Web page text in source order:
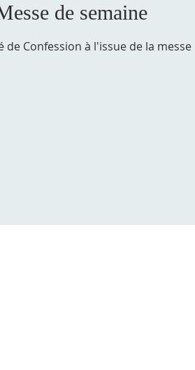
de semaine
de Confession à l'issue de la messe